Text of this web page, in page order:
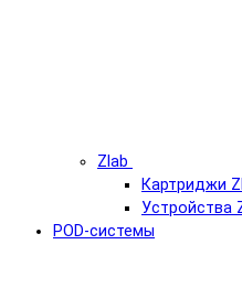
Zlab
Картриджи
Устройства
POD-системы